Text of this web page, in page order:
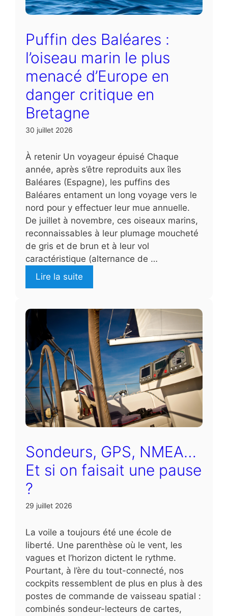
Puffin des Baléares :
l’oiseau marin le plus
menacé d’Europe en
danger critique en
Bretagne
30 juillet 2026
À retenir Un voyageur épuisé Chaque
année, après s’être reproduits aux îles
Baléares (Espagne), les puffins des
Baléares entament un long voyage vers le
nord pour y effectuer leur mue annuelle.
De juillet à novembre, ces oiseaux marins,
reconnaissables à leur plumage moucheté
de gris et de brun et à leur vol
caractéristique (alternance de …
Lire la suite
Sondeurs, GPS, NMEA…
Et si on faisait une pause
?
29 juillet 2026
La voile a toujours été une école de
liberté. Une parenthèse où le vent, les
vagues et l’horizon dictent le rythme.
Pourtant, à l’ère du tout-connecté, nos
cockpits ressemblent de plus en plus à des
postes de commande de vaisseau spatial :
combinés sondeur-lecteurs de cartes,